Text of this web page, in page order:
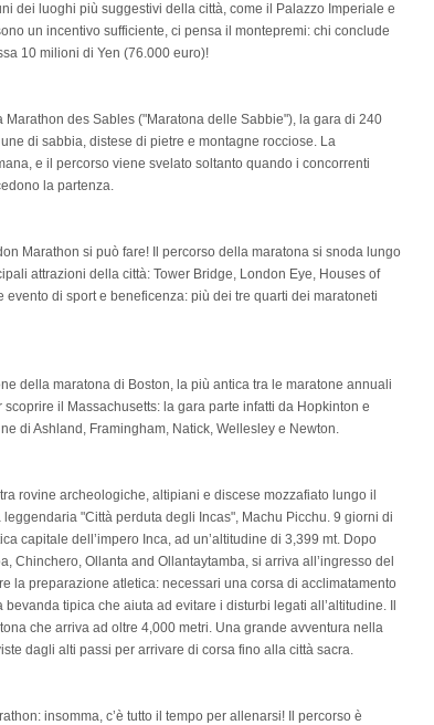
dei luoghi più suggestivi della città, come il Palazzo Imperiale e
un incentivo sufficiente, ci pensa il montepremi: chi conclude
10 milioni di Yen (76.000 euro)!
des Sables ("Maratona delle Sabbie"), la gara di 240
di sabbia, distese di pietre e montagne rocciose. La
e il percorso viene svelato soltanto quando i concorrenti
la partenza.
Marathon si può fare! Il percorso della maratona si snoda lungo
attrazioni della città: Tower Bridge, London Eye, Houses of
di sport e beneficenza: più dei tre quarti dei maratoneti
della maratona di Boston, la più antica tra le maratone annuali
il Massachusetts: la gara parte infatti da Hopkinton e
di Ashland, Framingham, Natick, Wellesley e Newton.
rovine archeologiche, altipiani e discese mozzafiato lungo il
"Città perduta degli Incas", Machu Picchu. 9 giorni di
capitale dell’impero Inca, ad un’altitudine di 3,399 mt. Dopo
Chinchero, Ollanta and Ollantaytamba, si arriva all’ingresso del
la preparazione atletica: necessari una corsa di acclimatamento
tipica che aiuta ad evitare i disturbi legati all’altitudine. Il
che arriva ad oltre 4,000 metri. Una grande avventura nella
dagli alti passi per arrivare di corsa fino alla città sacra.
insomma, c’è tutto il tempo per allenarsi! Il percorso è